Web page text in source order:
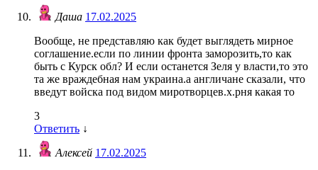
Даша 17.02.2025
Вообще, не представляю как будет выглядеть мирное
соглашение.если по линии фронта заморозить,то как
быть с Курск обл? И если останется Зеля у власти,то это
та же враждебная нам украина.а англичане сказали, что
введут войска под видом миротворцев.х.рня какая то
3
Ответить ↓
Алексей 17.02.2025